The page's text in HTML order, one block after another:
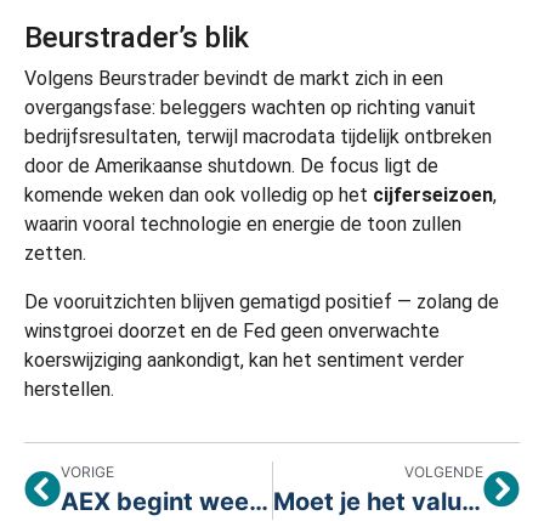
Beurstrader’s blik
Volgens Beurstrader bevindt de markt zich in een
overgangsfase: beleggers wachten op richting vanuit
bedrijfsresultaten, terwijl macrodata tijdelijk ontbreken
door de Amerikaanse shutdown. De focus ligt de
komende weken dan ook volledig op het cijferseizoen,
waarin vooral technologie en energie de toon zullen
zetten.
De vooruitzichten blijven gematigd positief — zolang de
winstgroei doorzet en de Fed geen onverwachte
koerswijziging aankondigt, kan het sentiment verder
herstellen.
VORIGE
AEX begint week positief na versoepelde toon Trump
VOLGENDE
Moet je het valutarisico afdekken bij beleggen in de VS?